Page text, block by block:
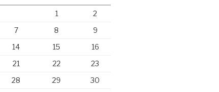
1
2
7 8
9
14 15
16
21 22
23
28 29 30